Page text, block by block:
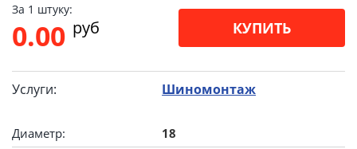
За 1 штуку:
0.00 pуб КУПИТЬ
Услуги: Шиномонтаж
Диаметр:
18